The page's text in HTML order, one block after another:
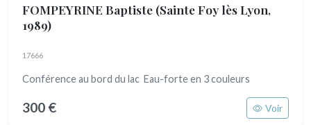
FOMPEYRINE Baptiste (Sainte Foy lès Lyon,
1989)
17666
Conférence au bord du lac Eau-forte en 3 couleurs
300 € Voir